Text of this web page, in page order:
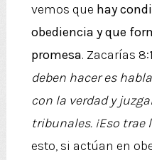
vemos que hay
obediencia y que
promesa. Zacarías
deben hacer es
con la verdad y
tribunales. ¡Eso trae
esto, si actúan en